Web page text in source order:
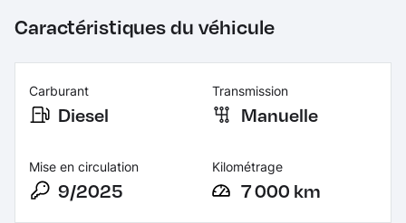
Caractéristiques du véhicule
Carburant
Diesel
Transmission
Manuelle
Mise en circulation
9/2025
Kilométrage
7 000 km